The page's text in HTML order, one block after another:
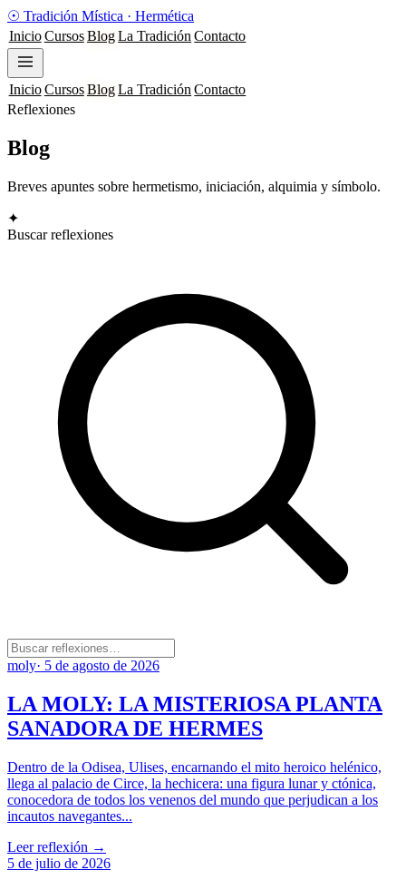
☉ Tradición Mística · Hermética
Inicio CursosBlogLa Tradición Contacto
Inicio CursosBlogLa Tradición Contacto
Reflexiones
Blog
Breves apuntes sobre hermetismo, iniciación, alquimia y símbolo.
✦
Buscar reflexiones
moly· 5 de agosto de 2026
LA MOLY: LA MISTERIOSA PLANTA
SANADORA DE HERMES
Dentro de la Odisea, Ulises, encarnando el mito heroico helénico,
llega al palacio de Circe, la hechicera: una figura lunar y ctónica,
conocedora de todos los venenos del mundo que perjudican a los
incautos navegantes...
Leer reflexión →
5 de julio de 2026